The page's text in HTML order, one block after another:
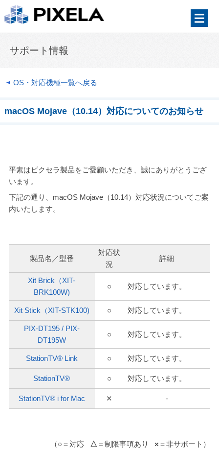
サポート情報
OS・対応機種一覧へ戻る
macOS Mojave（10.14）対応についてのお知らせ
平素はピクセラ製品をご愛顧いただき、誠にありがとうござ
います。
下記の通り、macOS Mojave（10.14）対応状況についてご案
内いたします。
製品名／型番
対応状
況
詳細
Xit Brick（XIT-
BRK100W)
○ 対応しています。
Xit Stick（XIT-STK100) ○ 対応しています。
PIX-DT195 / PIX-
DT195W
○ 対応しています。
StationTV® Link ○ 対応しています。
StationTV® ○ 対応しています。
StationTV® i for Mac ✕ -
（○ ＝対応 △ ＝制限事項あり × ＝非サポート）